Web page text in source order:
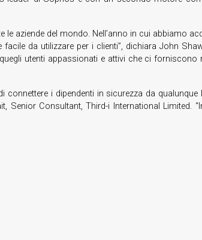
le aziende del mondo. Nell’anno in cui
da utilizzare per i clienti”, dichiara John
utenti appassionati e attivi che ci
i dipendenti in sicurezza da
Senior Consultant, Third-i International Limited.